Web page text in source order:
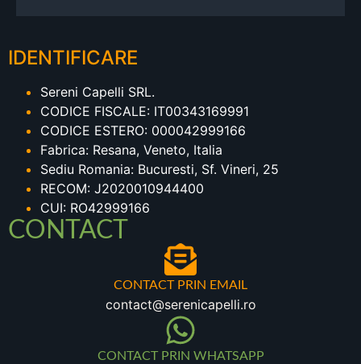
IDENTIFICARE
Sereni Capelli SRL.
CODICE FISCALE: IT00343169991
CODICE ESTERO: 000042999166
Fabrica: Resana, Veneto, Italia
Sediu Romania: Bucuresti, Sf. Vineri, 25
RECOM: J2020010944400
CUI: RO42999166
CONTACT
CONTACT PRIN EMAIL
contact@serenicapelli.ro
CONTACT PRIN WHATSAPP